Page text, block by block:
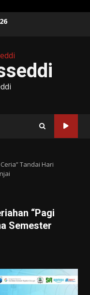
Tandai Hari
“Pagi
Semester